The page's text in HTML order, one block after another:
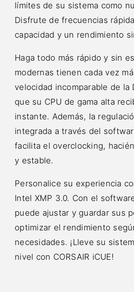
límites de su sistema como
Disfrute de frecuencias
capacidad y un rendimiento
Haga todo más rápido y sin
modernas tienen cada vez
velocidad incomparable de la
que su CPU de gama alta
instante. Además, la
integrada a través del
facilita el overclocking,
y estable.
Personalice su experiencia
Intel XMP 3.0. Con el
puede ajustar y guardar sus
optimizar el rendimiento
necesidades. ¡Lleve su
nivel con CORSAIR iCUE!